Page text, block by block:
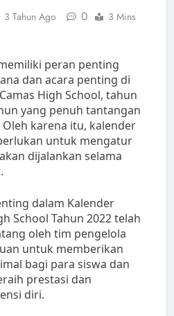
3 Tahun Ago 0 3 Mins
peran penting
dan acara penting di
High School, tahun
yang penuh tantangan
karena itu, kalender
untuk mengatur
dijalankan selama
dalam Kalender
School Tahun 2022 telah
oleh tim pengelola
untuk memberikan
bagi para siswa dan
prestasi dan
diri.